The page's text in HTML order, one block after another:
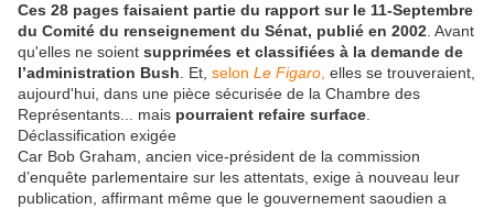
Ces 28 pages faisaient partie du rapport sur le 11-Septembre
du Comité du renseignement du Sénat, publié en 2002 . Avant
qu'elles ne soient supprimées et classifiées à la demande de
l’administration Bush . Et, selon Le Figaro elles se trouveraient,
aujourd'hui, dans une pièce sécurisée de la Chambre des
Représentants... mais pourraient refaire surface
Déclassification exigée
Car Bob Graham, ancien vice-président de la commission
d’enquête parlementaire sur les attentats, exige à nouveau leur
publication, affirmant même que le gouvernement saoudien a